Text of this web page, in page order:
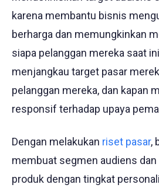
karena membantu bisnis
berharga dan memungkinkan
siapa pelanggan mereka saat
menjangkau target pasar
pelanggan mereka, dan kapan
responsif terhadap upaya
Dengan melakukan riset pasar,
membuat segmen audiens
produk dengan tingkat